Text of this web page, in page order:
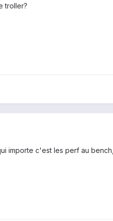
troller?
importe c'est les perf au